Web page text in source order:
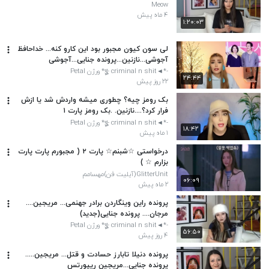
۱:۲۰:۰۳
Meow
۴ ماه پیش
۲۴:۴۴
لی سون کیون مجبور بود این کارو کنه... خداحافظ
آجوشی...نازنین...پرونده جنایی...آجوشی
-*◄থৣ- criminal n shit* ورژن Petal
۲۲ روز پیش
۱۸:۴۲
بک رومز چیه؟ چطوری میشه واردش شد یا ازش
فرار کرد؟....نازنین. .بک رومز پارت ۱
-*◄থৣ- criminal n shit* ورژن Petal
۱ ماه پیش
۰۶:۰۹
درخواستی ☆شبنم☆ پارت ۲ ( مجبورم پارت پارت
بزارم ☆ )
GlitterUnit(آیلیت فن)مهسامم
۲ ماه پیش
۵۶:۵۰
پرونده راین وینگاردن برادر جهنمی... مریجین....
مرجان.... پرونده جنایی‌(جدید)
-*◄থৣ- criminal n shit* ورژن Petal
۴ روز پیش
پرونده دنیلا تابارز حسادت و قتل... مریجین.....
پرونده جنایی...‌مریجین ریپورتس